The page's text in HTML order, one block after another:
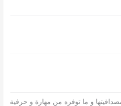
و ما توفره من مهارة و حرفية